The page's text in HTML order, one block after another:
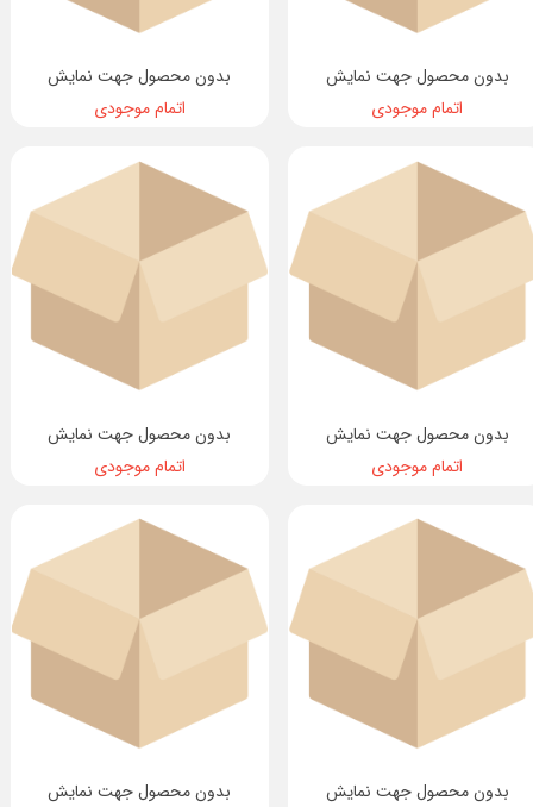
بدون محصول جهت نمایش
اتمام موجودی
بدون محصول جهت نمایش
اتمام موجودی
بدون محصول جهت نمایش
اتمام موجودی
بدون محصول جهت نمایش
اتمام موجودی
بدون محصول جهت نمایش بدون محصول جهت نمایش